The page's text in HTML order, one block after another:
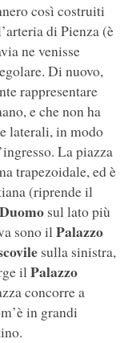
così costruiti
di Pienza (è
ne venisse
Di nuovo,
rappresentare
e che non ha
laterali, in modo
La piazza
trapezoidale, ed è
(riprende il
Duomo sul lato più
sono ilPalazzo
sulla sinistra,
ilPalazzo
concorre a
in grandi